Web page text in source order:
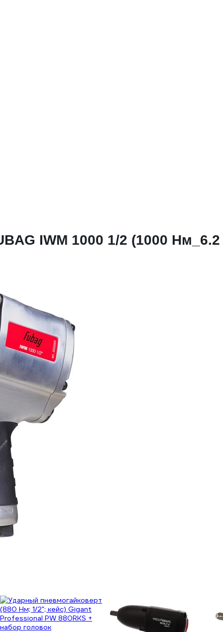
IWM 1000 1/2 (1000